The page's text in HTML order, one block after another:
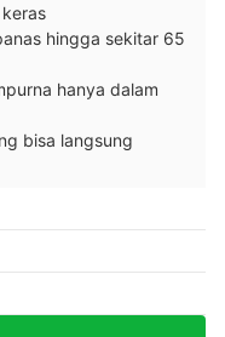
hingga sekitar 65
hanya dalam
bisa langsung